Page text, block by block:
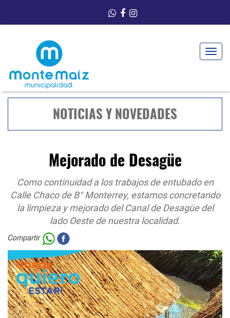
Toggle
NOTICIAS Y NOVEDADES
Mejorado de Desagüe
Como continuidad a los trabajos de entubado en
Calle Chaco de B° Monterrey, estamos concretando
la limpieza y mejorado del Canal de Desagüe del
lado Oeste de nuestra localidad.
Compartir